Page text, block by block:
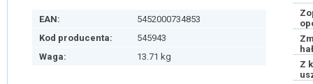
EAN:
5452000734853
Kod producenta:
545943
Waga:
13.71 kg
Z